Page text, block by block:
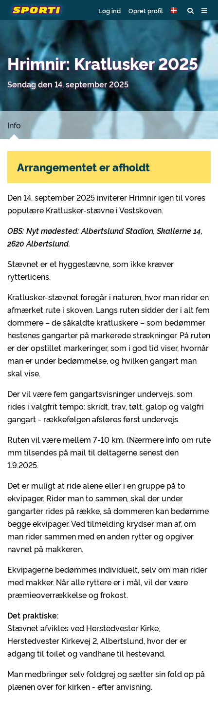
Log ind Opret profil
Hrimnir: Kratlusker 2025
Søndag den 14. september 2025
Info
Den 14. september 2025 inviterer Hrimnir igen til vores
populære Kratlusker-stævne i Vestskoven.
OBS: Nyt mødested: Albertslund Stadion, Skallerne 14,
2620 Albertslund.
Stævnet er et hyggestævne, som ikke kræver
rytterlicens.
Kratlusker-stævnet foregår i naturen, hvor man rider en
afmærket rute i skoven. Langs ruten sidder der i alt fem
dommere – de såkaldte kratluskere – som bedømmer
hestenes gangarter på markerede strækninger. På ruten
er der opstillet markeringer, som i god tid viser, hvornår
man er under bedømmelse, og hvilken gangart man
skal vise.
Der vil være fem gangartsvisninger undervejs, som
rides i valgfrit tempo: skridt, trav, tølt, galop og valgfri
gangart - rækkefølgen afsløres først undervejs.
Ruten vil være mellem 7-10 km. (Nærmere info om rute
mm tilsendes på mail til deltagerne senest den
1.9.2025.
Det er muligt at ride alene eller i en gruppe på to
ekvipager. Rider man to sammen, skal der under
gangarter rides på række, så dommeren kan bedømme
begge ekvipager. Ved tilmelding krydser man af, om
man rider sammen med en anden rytter og opgiver
navnet på makkeren.
Ekvipagerne bedømmes individuelt, selv om man rider
med makker. Når alle ryttere er i mål, vil der være
præmieoverrækkelse og frokost.
Det praktiske:
Stævnet afvikles ved Herstedvester Kirke,
Herstedvester Kirkevej 2, Albertslund, hvor der er
adgang til toilet og vandhane til hestevand.
Man medbringer selv foldgrej og sætter sin fold op på
plænen over for kirken - efter anvisning.
Arrangementet er afholdt